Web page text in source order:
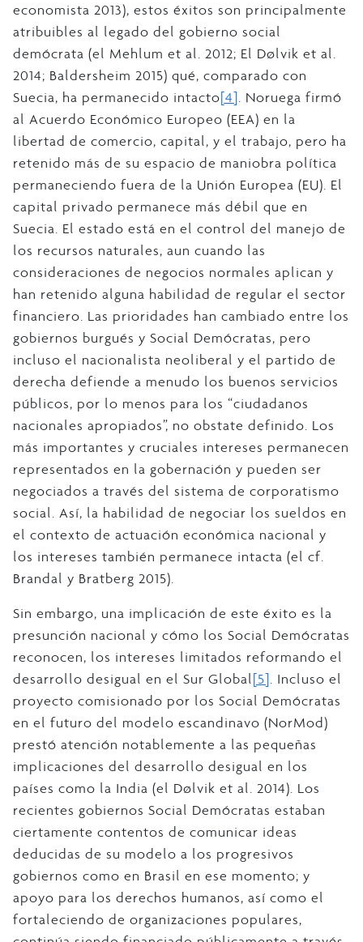
economista 2013), estos éxitos son principalmente
atribuibles al legado del gobierno social
demócrata (el Mehlum et al. 2012; El Dølvik et al.
2014; Baldersheim 2015) qué, comparado con
Suecia, ha permanecido intacto[4]. Noruega firmó
al Acuerdo Económico Europeo (EEA) en la
libertad de comercio, capital, y el trabajo, pero ha
retenido más de su espacio de maniobra política
permaneciendo fuera de la Unión Europea (EU). El
capital privado permanece más débil que en
Suecia. El estado está en el control del manejo de
los recursos naturales, aun cuando las
consideraciones de negocios normales aplican y
han retenido alguna habilidad de regular el sector
financiero. Las prioridades han cambiado entre los
gobiernos burgués y Social Demócratas, pero
incluso el nacionalista neoliberal y el partido de
derecha defiende a menudo los buenos servicios
públicos, por lo menos para los “ciudadanos
nacionales apropiados”, no obstate definido. Los
más importantes y cruciales intereses permanecen
representados en la gobernación y pueden ser
negociados a través del sistema de corporatismo
social. Así, la habilidad de negociar los sueldos en
el contexto de actuación económica nacional y
los intereses también permanece intacta (el cf.
Brandal y Bratberg 2015).
Sin embargo, una implicación de este éxito es la
presunción nacional y cómo los Social Demócratas
reconocen, los intereses limitados reformando el
desarrollo desigual en el Sur Global[5]. Incluso el
proyecto comisionado por los Social Demócratas
en el futuro del modelo escandinavo (NorMod)
prestó atención notablemente a las pequeñas
implicaciones del desarrollo desigual en los
países como la India (el Dølvik et al. 2014). Los
recientes gobiernos Social Demócratas estaban
ciertamente contentos de comunicar ideas
deducidas de su modelo a los progresivos
gobiernos como en Brasil en ese momento; y
apoyo para los derechos humanos, así como el
fortaleciendo de organizaciones populares,